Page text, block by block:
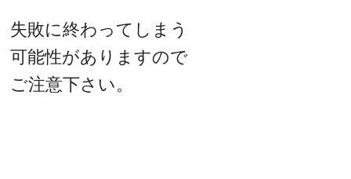
失敗に終わってしまう
可能性がありますので
ご注意下さい。